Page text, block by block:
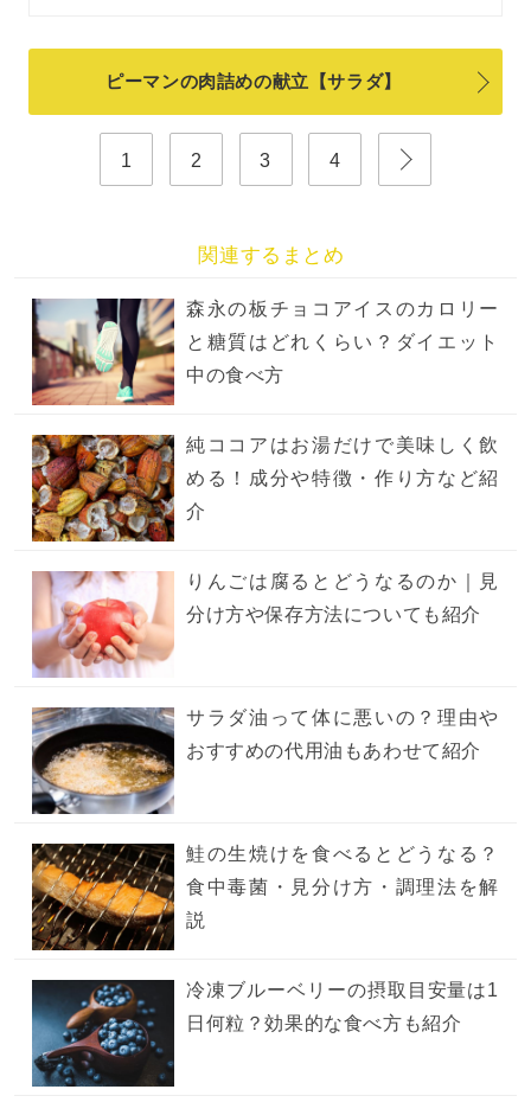
ピーマンの肉詰めの献立【サラダ】
1 2 3 4
関連するまとめ
森永の板チョコアイスのカロリー
と糖質はどれくらい？ダイエット
中の食べ方
純ココアはお湯だけで美味しく飲
める！成分や特徴・作り方など紹
介
りんごは腐るとどうなるのか｜見
分け方や保存方法についても紹介
サラダ油って体に悪いの？理由や
おすすめの代用油もあわせて紹介
鮭の生焼けを食べるとどうなる？
食中毒菌・見分け方・調理法を解
説
冷凍ブルーベリーの摂取目安量は1
日何粒？効果的な食べ方も紹介